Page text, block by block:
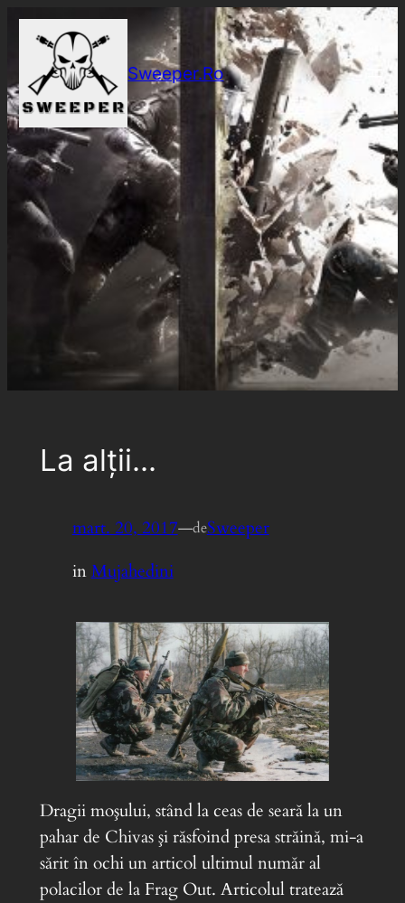
Sari
conținut
Sweeper.Ro
La alţii…
mart. 20, 2017—deSweeper
inMujahedini
Dragii moşului, stând la ceas de seară la un
pahar de Chivas şi răsfoind presa străină, mi-a
sărit în ochi un articol ultimul număr al
polacilor de la Frag Out. Articolul tratează